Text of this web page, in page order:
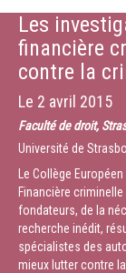
Les
financière
contre la
Le 2 avril 2015
Faculté de droit,
Université de
Le Collège
Financière
fondateurs, de la
recherche inédit,
spécialistes des
mieux lutter contre